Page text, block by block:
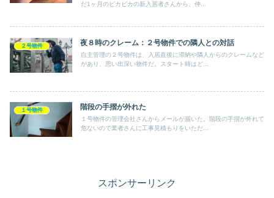
だ1ヶ月のピカピカの新入居者さんから、仲...
２号物件 夜８時のクレーム：２号物件での隣人との対話
自主管理の２号物件は、入居直後に滞納や隣人からのクレームなど
があり、思い出深い物件だ。スタート時はど...
１号物件 階段の手摺が外れた
１号物件の管理会社さんからメールが届いた。階段の手摺が外れて
危ないので業者さんに工事見積もりをいただ...
スポンサーリンク